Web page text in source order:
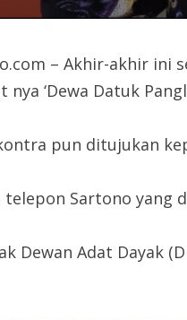
– Akhir-akhir ini
‘Dewa Datuk
pun ditujukan
telepon Sartono yang
Dewan Adat Dayak